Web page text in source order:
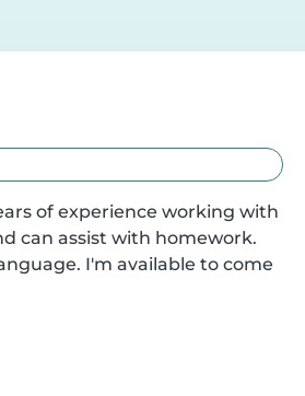
of experience working with
can assist with homework.
I'm available to come